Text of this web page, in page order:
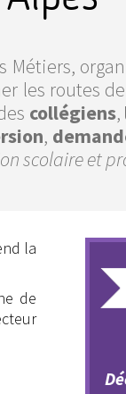
Métiers,
les routes
collégiens,
,
scolaire et
la
de